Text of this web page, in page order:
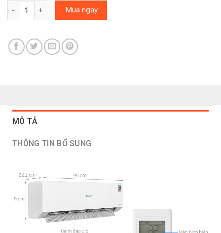
Điều hòa 2 chiều Casper Inverter 19000 BTU QH-18IU36A số
Mua ngay
MÔ TẢ
THÔNG TIN BỔ SUNG